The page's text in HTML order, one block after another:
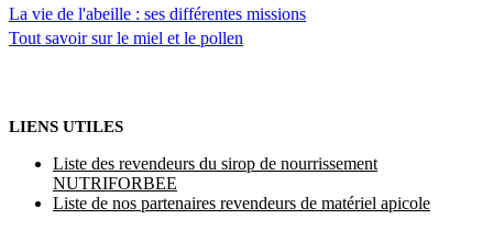
La vie de l'abeille : ses différentes missions
Tout savoir sur le miel et le pollen
LIENS UTILES
Liste des revendeurs du sirop de nourrissement
NUTRIFORBEE
Liste de nos partenaires revendeurs de matériel apicole